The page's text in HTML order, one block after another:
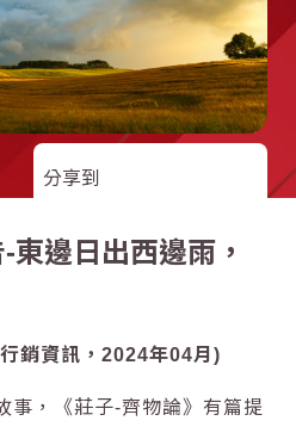
分享到
邊日出西邊雨，
銷資訊，2024年04月)
事，《莊子-齊物論》有篇提